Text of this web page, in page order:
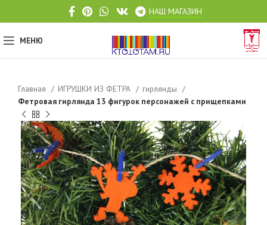
НАШ МАГАЗИН
МЕНЮ
Главная ИГРУШКИ ИЗ ФЕТРА
гирлянды
Фетровая гирлянда 13 фигурок персонажей с прищепками